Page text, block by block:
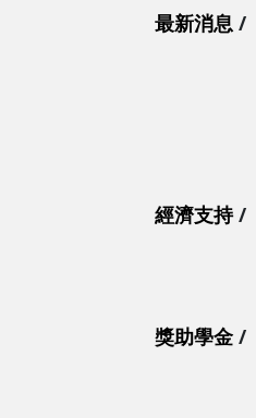
最新消息
經濟支持
獎助學金